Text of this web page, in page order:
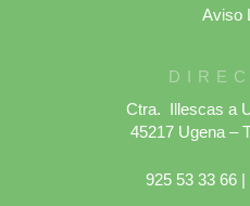
Aviso
Ctra. Illescas a
45217 Ugena –
925 53 33 66 |